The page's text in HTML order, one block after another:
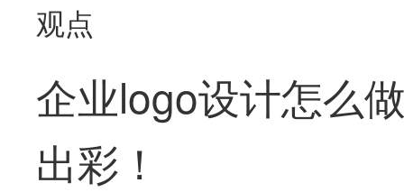
观点
企业logo设计怎么
出彩！